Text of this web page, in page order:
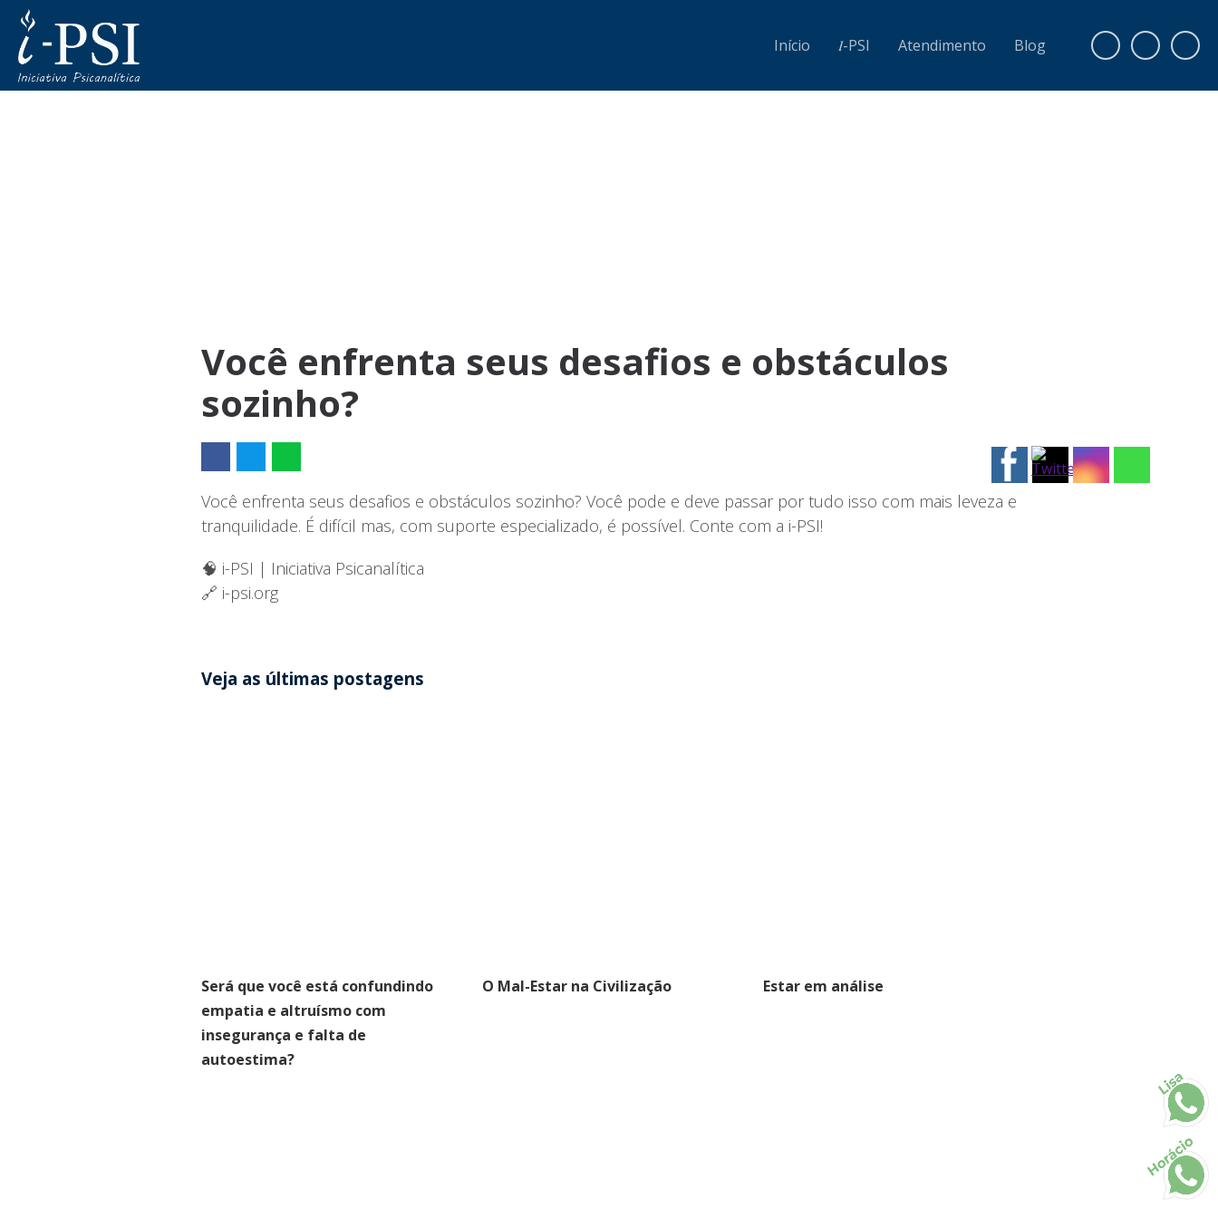
Início 𝐼-PSI Atendimento Blog
Você enfrenta seus desafios e obstáculos
sozinho?
Você enfrenta seus desafios e obstáculos sozinho? Você pode e deve passar por tudo isso com mais leveza e
tranquilidade. É difícil mas, com suporte especializado, é possível. Conte com a i-PSI!
🧠 i-PSI | Iniciativa Psicanalítica
🔗 i-psi.org
Veja as últimas postagens
Será que você está confundindo
empatia e altruísmo com
insegurança e falta de
autoestima?
O Mal-Estar na Civilização Estar em análise